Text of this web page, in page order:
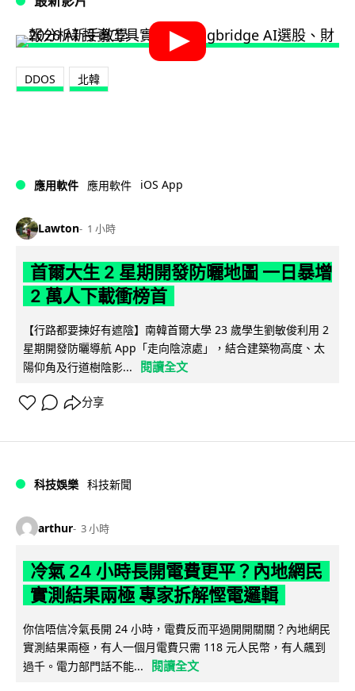
DDOS 北韓
應用軟件 應用軟件 iOS App
Lawton 1 小時
首爾大生 2 星期開發防曬地圖 一日暴增
2 萬人下載衝榜首
【行路都要揀好有遮陰】南韓首爾大學 23 歲學生劉敏俊利用 2
星期開發防曬導航 App「走向陰涼處」，結合建築物高度、太
陽仰角及行道樹陰影...
閱讀全文
分享
科技娛樂 科技新聞
arthur 3 小時
冷氣 24 小時長開電費更平？內地網民
實測結果兩極 專家拆解慳電邏輯
你信唔信冷氣長開 24 小時，電費反而平過開開關關？內地網民
實測結果兩極，有人一個月電費只需 118 元人民幣，有人飆到
過千。電力部門話不能...
閱讀全文